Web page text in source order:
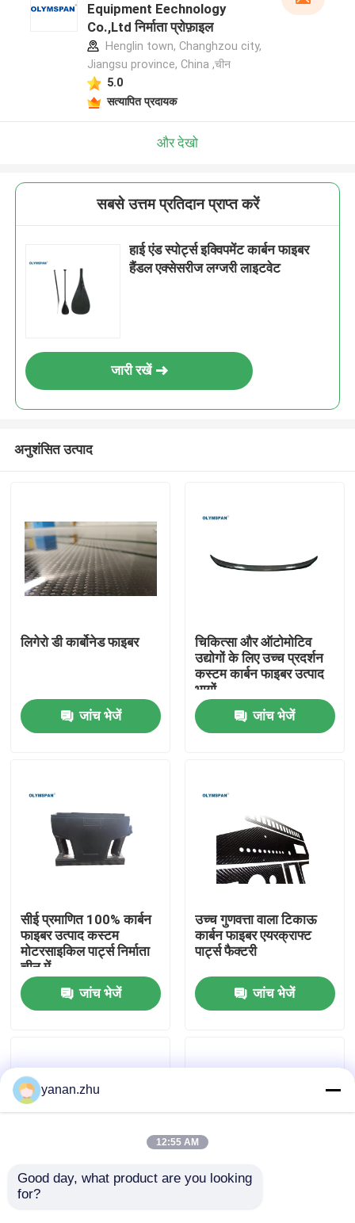
उत्पाद
वीडियो
हमारे बारे में
कारखाने का दौरा
गुणवत्ता नियंत्रण
हमसे संपर्क करें
समाचार
Equipment Eechnology
Co.,Ltd निर्माता प्रोफ़ाइल
Henglin town, Changhzou city,
Jiangsu province, China ,चीन
5.0
सत्यापित प्रदायक
और देखो
सबसे उत्तम प्रतिदान प्राप्त करें
हाई एंड स्पोर्ट्स इक्विपमेंट कार्बन फाइबर
हैंडल एक्सेसरीज लग्जरी लाइटवेट
जारी रखें
अनुशंसित उत्पाद
लिगेरो डी कार्बोनेड फाइबर
जांच भेजें
चिकित्सा और ऑटोमोटिव
उद्योगों के लिए उच्च प्रदर्शन
कस्टम कार्बन फाइबर उत्पाद
भागों
जांच भेजें
सीई प्रमाणित 100% कार्बन
फाइबर उत्पाद कस्टम
मोटरसाइकिल पार्ट्स निर्माता
चीन में
जांच भेजें
उच्च गुणवत्ता वाला टिकाऊ
कार्बन फाइबर एयरक्राफ्ट
पार्ट्स फैक्टरी
जांच भेजें
कार्बन फाइबर उत्पाद कार्बन
yanan.zhu
12:55 AM
Good day, what product are you looking
for?